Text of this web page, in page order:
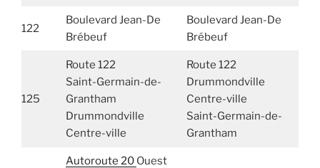
122
Boulevard Jean-De
Brébeuf
Boulevard Jean-De
Brébeuf
125
Route 122
Saint-Germain-de-
Grantham
Drummondville
Centre-ville
Route 122
Drummondville
Centre-ville
Saint-Germain-de-
Grantham
Autoroute 20 Ouest